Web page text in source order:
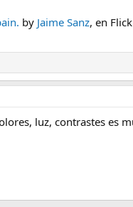
by Jaime Sanz, en
luz, contrastes es